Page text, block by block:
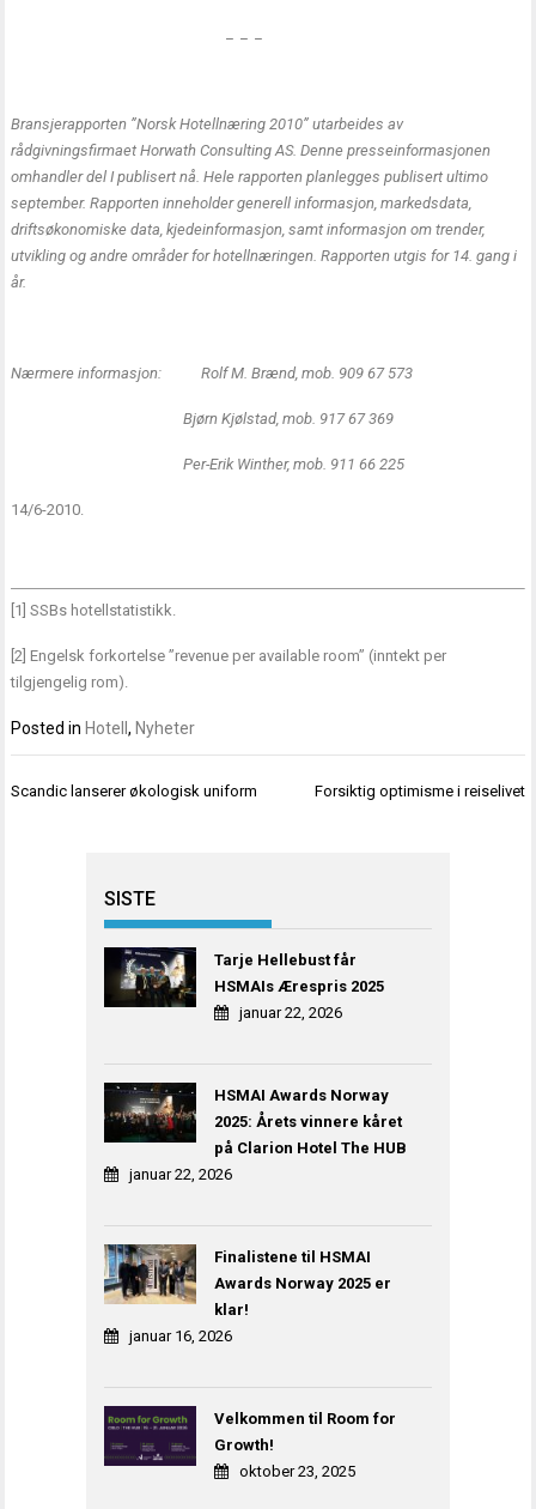
Bransjerapporten ”Norsk Hotellnæring2010” utarbeides av
rådgivningsfirmaet Horwath Consulting AS. Denne presseinformasjonen
omhandler del I publisert nå. Hele rapporten planlegges publisert ultimo
september. Rapporten inneholder generell informasjon, markedsdata,
driftsøkonomiske data, kjedeinformasjon, samt informasjon om trender,
utvikling og andre områder for hotellnæringen. Rapporten utgis for 14. gang i
år.
Nærmere informasjon:Rolf M. Brænd, mob. 909 67 573
Bjørn Kjølstad, mob. 917 67 369
Per-Erik Winther, mob. 911 66 225
14/6-2010.
[1] SSBs hotellstatistikk.
[2] Engelsk forkortelse ”revenue per available room” (inntekt per
tilgjengelig rom).
Posted in Hotell, Nyheter
Innleggsnavigasjon
Scandic lanserer økologisk uniform Forsiktig optimisme i reiselivet
SISTE
Tarje Hellebust får
HSMAIs Ærespris 2025
januar 22, 2026
HSMAI Awards Norway
2025: Årets vinnere kåret
på Clarion Hotel The HUB
januar 22, 2026
Finalistene til HSMAI
Awards Norway 2025 er
klar!
januar 16, 2026
Velkommen til Room for
Growth!
oktober 23, 2025